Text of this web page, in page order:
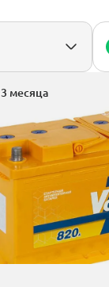
3 месяца